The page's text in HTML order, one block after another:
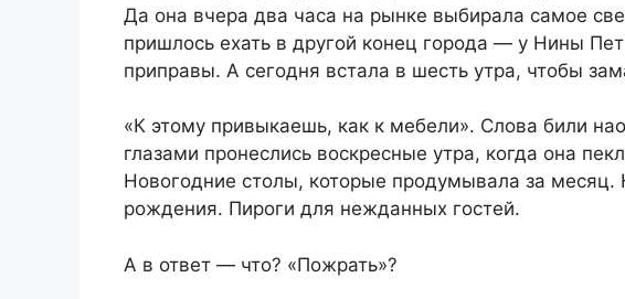
Да она вчера два часа на рынке выбирала самое
пришлось ехать в другой конец города — у Нины
приправы. А сегодня встала в шесть утра, чтобы
«К этому привыкаешь, как к мебели». Слова били
глазами пронеслись воскресные утра, когда она
Новогодние столы, которые продумывала за месяц.
рождения. Пироги для нежданных гостей.
А в ответ — что? «Пожрать»?